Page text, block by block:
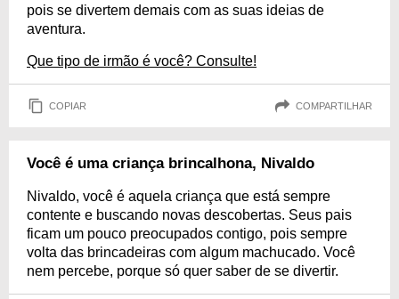
pois se divertem demais com as suas ideias de
aventura.
Que tipo de irmão é você? Consulte!
COPIAR COMPARTILHAR
Você é uma criança brincalhona, Nivaldo
Nivaldo, você é aquela criança que está sempre
contente e buscando novas descobertas. Seus pais
ficam um pouco preocupados contigo, pois sempre
volta das brincadeiras com algum machucado. Você
nem percebe, porque só quer saber de se divertir.